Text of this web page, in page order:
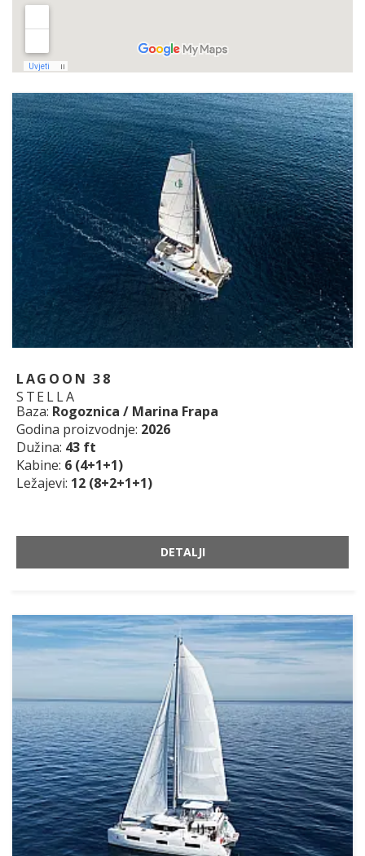
LAGOON 38
STELLA
Baza: Rogoznica / Marina Frapa
Godina proizvodnje: 2026
Dužina: 43 ft
Kabine: 6 (4+1+1)
Ležajevi: 12 (8+2+1+1)
DETALJI